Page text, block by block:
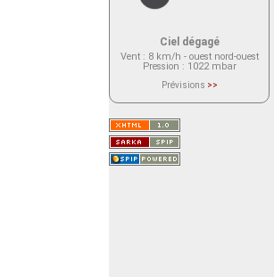
Ciel dégagé
Vent: 8 km/h - ouest nord-ouest
Pression : 1022 mbar
Prévisions >>
actuellement aucune prévision
Saint-Nom.
Veuillez consulter le message du
service ci-dessous.
(401 - Invalid API key. Please see
https://openweathermap.org/faq#error401